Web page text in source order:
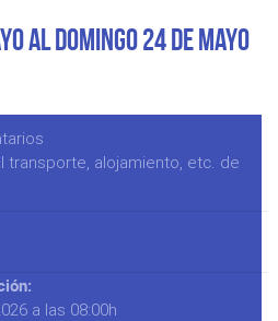
al Domingo 24 de Mayo
alojamiento, etc. de
a las 08:00h